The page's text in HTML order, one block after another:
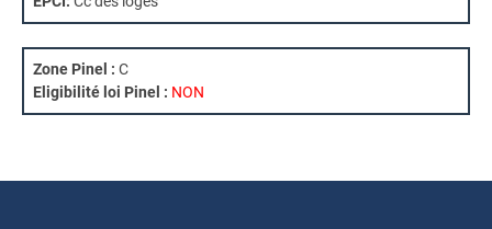
Zone Pinel : C
Eligibilité loi Pinel : NON